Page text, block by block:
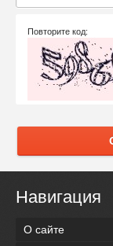
Повторите код:
Навигация
О сайте